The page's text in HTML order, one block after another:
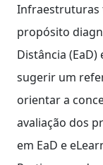
Infraestruturas
propósito
Distância
sugerir um
orientar a
avaliação dos
em EaD e